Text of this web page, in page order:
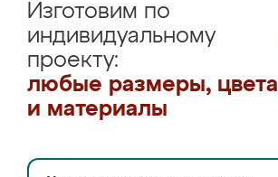
Изготовим по
индивидуальному
проекту:
любые размеры, цвета
и материалы